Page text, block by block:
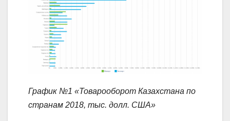
График №1 «Товарооборот Казахстана по
странам 2018, тыс. долл. США»